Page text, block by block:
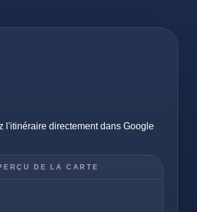
l'itinéraire directement dans Google
DE LA CARTE